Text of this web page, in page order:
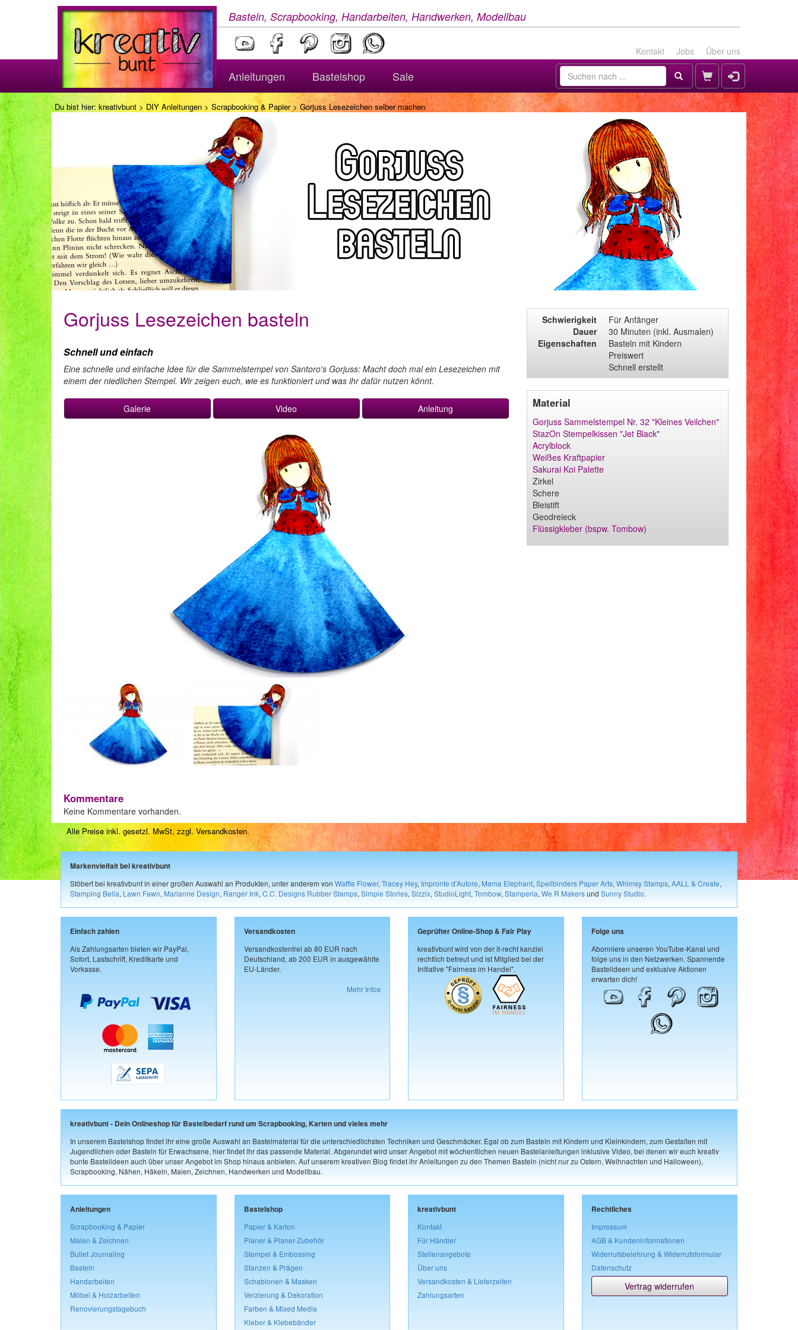
Basteln, Scrapbooking, Handarbeiten, Handwerken, Modellbau
Kontakt Jobs Über uns
Anleitungen Bastelshop Sale
Du bist hier: kreativbunt > DIY Anleitungen > Scrapbooking & Papier> Gorjuss Lesezeichen selber machen
Gorjuss Lesezeichen basteln
Schnell und einfach
Eine schnelle und einfache Idee für die Sammelstempel von Santoro's Gorjuss: Macht doch mal ein Lesezeichen mit
einem der niedlichen Stempel. Wir zeigen euch, wie es funktioniert und was ihr dafür nutzen könnt.
Galerie Video Anleitung
Kommentare
Keine Kommentare vorhanden.
Schwierigkeit
Für Anfänger
Dauer
30 Minuten (inkl. Ausmalen)
Eigenschaften
Basteln mit Kindern
Preiswert
Schnell erstellt
Material
Gorjuss Sammelstempel Nr. 32 "Kleines Veilchen"
StazOn Stempelkissen "Jet Black"
Acrylblock
Weißes Kraftpapier
Sakurai Koi Palette
Zirkel
Schere
Bleistift
Geodreieck
Flüssigkleber (bspw. Tombow)
Alle Preise inkl. gesetzl. MwSt, zzgl. Versandkosten.
Markenvielfalt bei kreativbunt
Stöbert bei kreativbunt in einer großen Auswahl an Produkten, unter anderem von Waffle Flower, Tracey Hey, Impronte d'Autore, Mama Elephant, Spellbinders Paper Arts, Whimsy Stamps, AALL & Create,
Stamping Bella, Lawn Fawn, Marianne Design, Ranger Ink, C.C. Designs Rubber Stamps, Simple Stories, Sizzix, StudioLight, Tombow, Stamperia, We R Makersund Sunny Studio.
Einfach zahlen
Als Zahlungsarten bieten wir PayPal,
Sofort, Lastschrift, Kreditkarte und
Vorkasse.
Versandkosten
Versandkostenfrei ab 80 EUR nach
Deutschland, ab 200 EUR in ausgewählte
EU-Länder.
Mehr Infos
Geprüfter Online-Shop & Fair Play
kreativbunt wird von der it-recht kanzlei
rechtlich betreut und ist Mitglied bei der
Initiative "Fairness im Handel".
Folge uns
Abonniere unseren YouTube-Kanal und
folge uns in den Netzwerken. Spannende
Bastelideen und exklusive Aktionen
erwarten dich!
kreativbunt - Dein Onlineshop für Bastelbedarf rund um Scrapbooking, Karten und vieles mehr
In unserem Bastelshop findet ihr eine große Auswahl an Bastelmaterial für die unterschiedlichsten Techniken und Geschmäcker. Egal ob zum Basteln mit Kindern und Kleinkindern, zum Gestalten mit
Jugendlichen oder Basteln für Erwachsene, hier findet ihr das passende Material. Abgerundet wird unser Angebot mit wöchentlichen neuen Bastelanleitungen inklusive Video, bei denen wir euch kreativ
bunte Bastelideen auch über unser Angebot im Shop hinaus anbieten. Auf unserem kreativen Blog findet ihr Anleitungen zu den Themen Basteln (nicht nur zu Ostern, Weihnachten und Halloween),
Scrapbooking, Nähen, Häkeln, Malen, Zeichnen, Handwerken und Modellbau.
Anleitungen
Scrapbooking & Papier
Malen & Zeichnen
Bullet Journaling
Basteln
Handarbeiten
Möbel & Holzarbeiten
Renovierungstagebuch
Bastelshop
Papier & Karton
Planer & Planer-Zubehör
Stempel & Embossing
Stanzen & Prägen
Schablonen & Masken
Verzierung & Dekoration
Farben & Mixed Media
Kleber & Klebebänder
kreativbunt
Kontakt
Für Händler
Stellenangebote
Über uns
Versandkosten & Lieferzeiten
Zahlungsarten
Rechtliches
Impressum
AGB & Kundeninformationen
Widerrufsbelehrung & Widerrufsformular
Datenschutz
Vertrag widerrufen